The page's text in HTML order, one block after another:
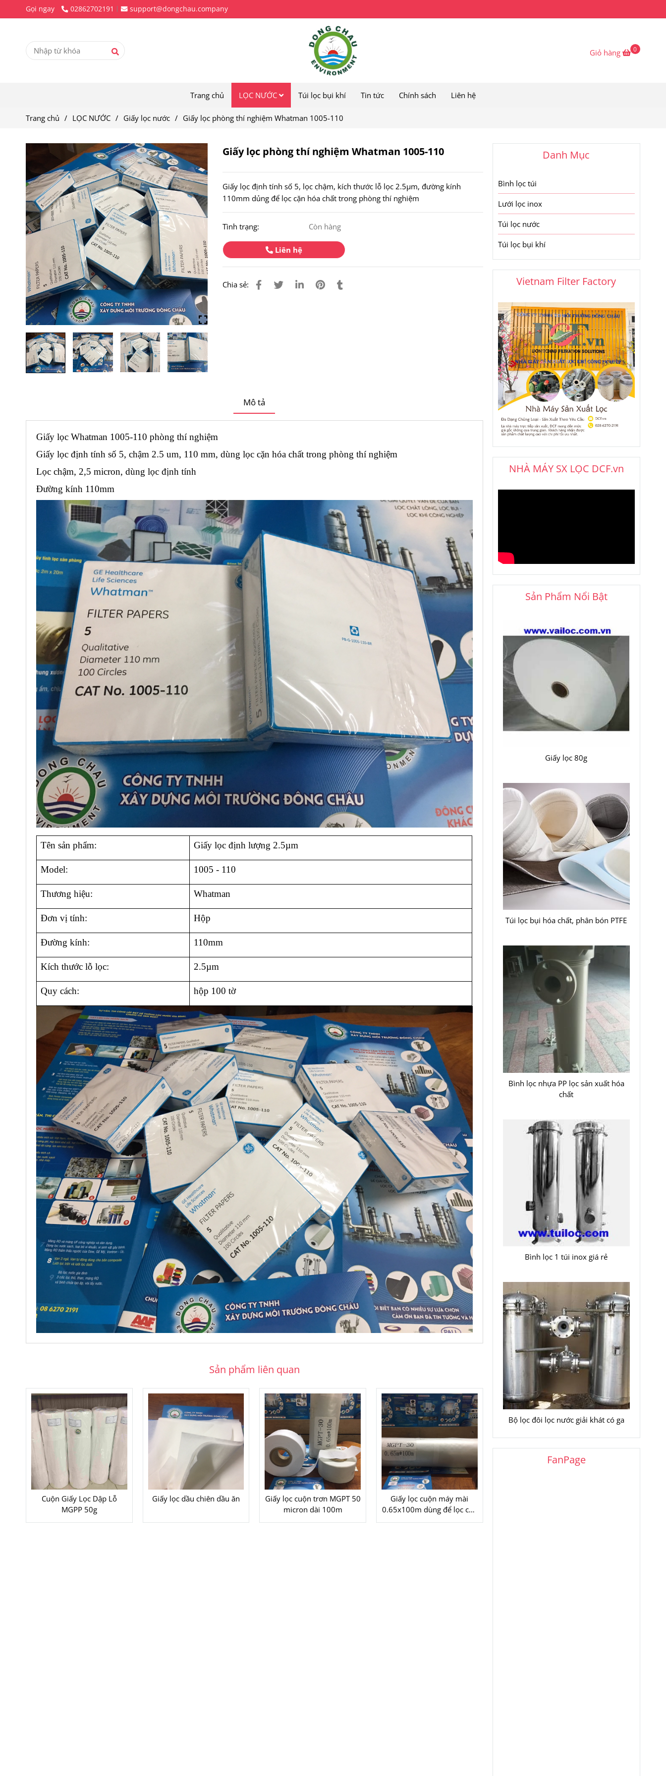
Gọi ngay 02862702191 support@dongchau.company
Giỏ hàng 0
Trang chủ LỌC NƯỚC Túi lọc bụi khí Tin tức Chính sách Liên hệ
Trang chủ / LỌC NƯỚC / Giấy lọc nước / Giấy lọc phòng thí nghiệm Whatman 1005-110
Giấy lọc phòng thí nghiệm Whatman 1005-110
Giấy lọc định tính số 5, lọc chậm, kích thước lỗ lọc 2.5µm, đường kính
110mm dủng để lọc cặn hóa chất trong phòng thí nghiệm
Tình trạng: Còn hàng
Liên hệ
Chia sẻ:
Mô tả
Giấy lọc Whatman 1005-110 phòng thí nghiệm
Giấy lọc định tính số 5, chậm 2.5 um, 110 mm, dùng lọc cặn hóa chất trong phòng thí nghiệm
Lọc chậm, 2,5 micron, dùng lọc định tính
Đường kính 110mm
Tên sản phẩm: Giấy lọc định lượng 2.5µm
Model: 1005 - 110
Thương hiệu: Whatman
Đơn vị tính: Hộp
Đường kính: 110mm
Kích thước lỗ lọc: 2.5µm
Quy cách: hộp 100 tờ
Sản phẩm liên quan
Cuộn Giấy Lọc Dập Lỗ
MGPP 50g
Giấy lọc dầu chiên dầu ăn
Giấy lọc cuộn trơn MGPT 50
micron dài 100m
Giấy lọc cuộn máy mài
0.65x100m dùng để lọc cặn
hóa chất
Danh Mục
Bình lọc túi
Lưới lọc inox
Túi lọc nước
Túi lọc bụi khí
Vietnam Filter Factory
NHÀ MÁY SX LỌC DCF.vn
Sản Phẩm Nổi Bật
Giấy lọc 80g
Túi lọc bụi hóa chất, phân bón PTFE
Bình lọc nhựa PP lọc sản xuất hóa
chất
Bình lọc 1 túi inox giá rẻ
Bộ lọc đôi lọc nước giải khát có ga
FanPage